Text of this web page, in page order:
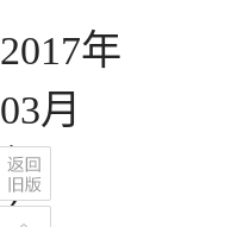
2017年
03月
1
2